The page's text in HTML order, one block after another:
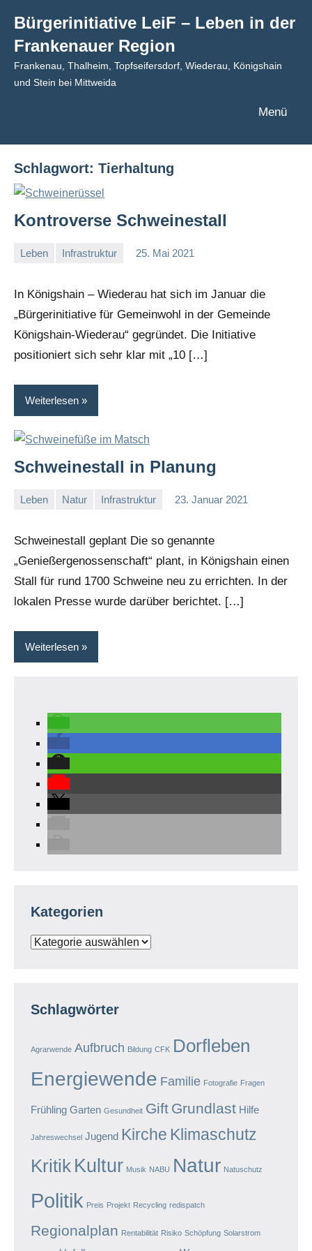
Inhalt
springen
Bürgerinitiative LeiF – Leben in der
Frankenauer Region
Frankenau, Thalheim, Topfseifersdorf, Wiederau, Königshain
und Stein bei Mittweida
Menü
Schlagwort: Tierhaltung
Kontroverse Schweinestall
Leben Infrastruktur 25. Mai 2021
In Königshain – Wiederau hat sich im Januar die
„Bürgerinitiative für Gemeinwohl in der Gemeinde
Königshain-Wiederau“ gegründet. Die Initiative
positioniert sich sehr klar mit „10 […]
Weiterlesen
Schweinestall in Planung
Leben Natur Infrastruktur 23. Januar 2021
Schweinestall geplant Die so genannte
„Genießergenossenschaft“ plant, in Königshain einen
Stall für rund 1700 Schweine neu zu errichten. In der
lokalen Presse wurde darüber berichtet. […]
Weiterlesen
Kategorien
Kategorien
Schlagwörter
Agrarwende Aufbruch Bildung CFK Dorfleben
Energiewende Familie Fotografie Fragen
Frühling Garten Gesundheit Gift Grundlast Hilfe
Jahreswechsel Jugend Kirche Klimaschutz
Kritik Kultur Musik NABU Natur Natuschutz
Politik Preis Projekt Recycling redispatch
Regionalplan Rentabilität Risiko Schöpfung Solarstrom